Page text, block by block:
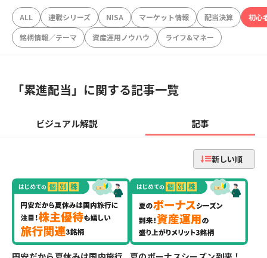
ALL 連載シリーズ NISA マーケット情報 配当決算
初心
銘柄情報／テーマ
資産運用ノウハウ ライフ&マネー
「累進配当」に関する記事一覧
ビジュアル解説 記事
新しい順